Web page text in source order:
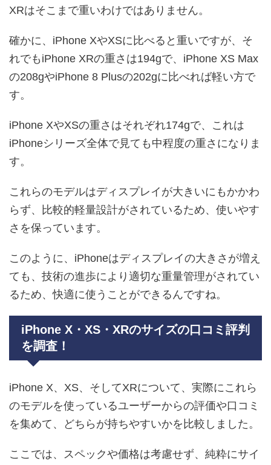
XRはそこまで重いわけではありません。
確かに、iPhone XやXSに比べると重いですが、そ
れでもiPhone XRの重さは194gで、iPhone XS Max
の208gやiPhone 8 Plusの202gに比べれば軽い方で
す。
iPhone XやXSの重さはそれぞれ174gで、これは
iPhoneシリーズ全体で見ても中程度の重さになりま
す。
これらのモデルはディスプレイが大きいにもかかわ
らず、比較的軽量設計がされているため、使いやす
さを保っています。
このように、iPhoneはディスプレイの大きさが増え
ても、技術の進歩により適切な重量管理がされてい
るため、快適に使うことができるんですね。
iPhone X・XS・XRのサイズの口コミ評判
を調査！
iPhone X、XS、そしてXRについて、実際にこれら
のモデルを使っているユーザーからの評価や口コミ
を集めて、どちらが持ちやすいかを比較しました。
ここでは、スペックや価格は考慮せず、純粋にサイ